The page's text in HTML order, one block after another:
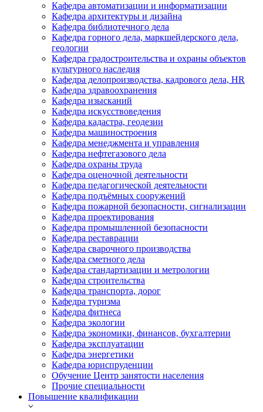
Кафедра автоматизации и информатизации
Кафедра архитектуры и дизайна
Кафедра библиотечного дела
Кафедра горного дела, маркшейдерского дела,
геологии
Кафедра градостроительства и охраны объектов
культурного наследия
Кафедра делопроизводства, кадрового дела, HR
Кафедра здравоохранения
Кафедра изысканий
Кафедра искусствоведения
Кафедра кадастра, геодезии
Кафедра машиностроения
Кафедра менеджмента и управления
Кафедра нефтегазового дела
Кафедра охраны труда
Кафедра оценочной деятельности
Кафедра педагогической деятельности
Кафедра подъёмных сооружений
Кафедра пожарной безопасности, сигнализации
Кафедра проектирования
Кафедра промышленной безопасности
Кафедра реставрации
Кафедра сварочного производства
Кафедра сметного дела
Кафедра стандартизации и метрологии
Кафедра строительства
Кафедра транспорта, дорог
Кафедра туризма
Кафедра фитнеса
Кафедра экологии
Кафедра экономики, финансов, бухгалтерии
Кафедра эксплуатации
Кафедра энергетики
Кафедра юриспруденции
Обучение Центр занятости населения
Прочие специальности
Повышение квалификации